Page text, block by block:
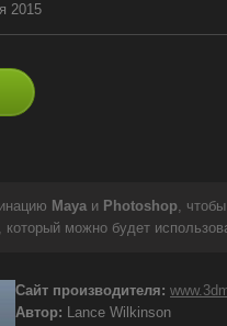
2015
Maya и Photoshop,
который можно будет
Сайт производителя:
Автор: Lance Wilkinson